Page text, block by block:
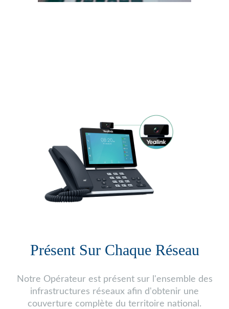
Présent Sur Chaque Réseau
Notre Opérateur est présent sur l'ensemble des
infrastructures réseaux afin d'obtenir une
couverture complète du territoire national.